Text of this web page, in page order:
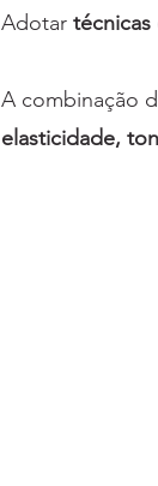
Adotar
A combinação
elasticidade,